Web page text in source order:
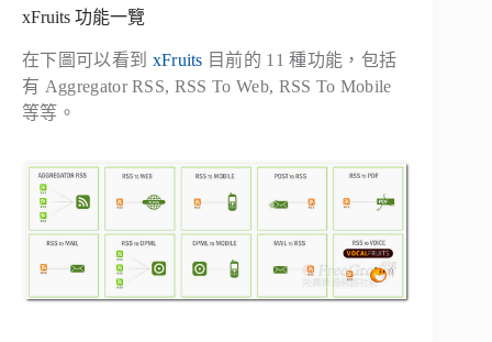
xFruits 功能一覽
在下圖可以看到 xFruits 目前的 11 種功能，包括
有 Aggregator RSS, RSS To Web, RSS To Mobile
等等。